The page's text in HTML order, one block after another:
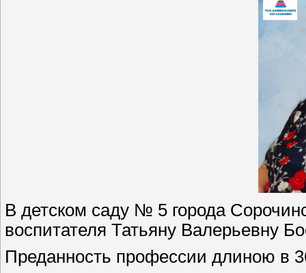
В детском саду № 5 города
воспитателя Татьяну Валерьевну
Преданность профессии длиною в